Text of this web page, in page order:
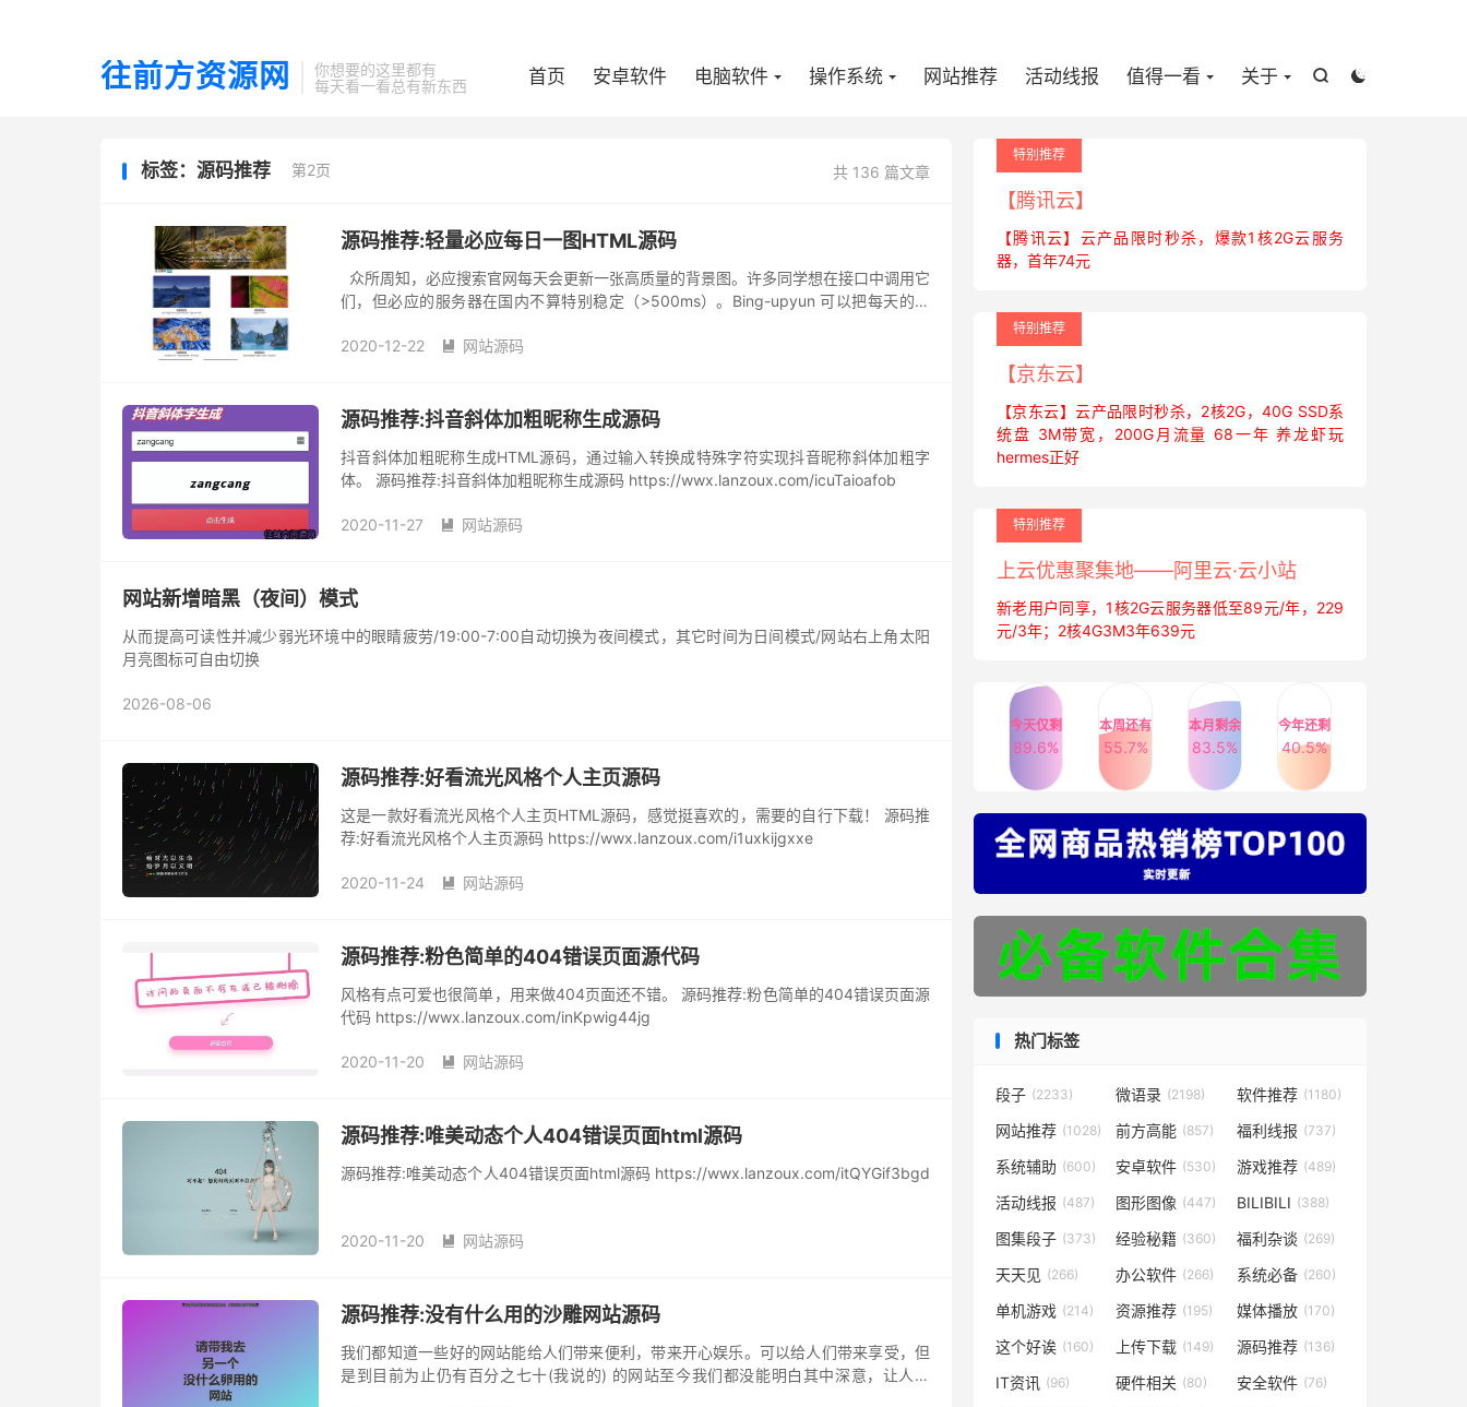
往前方资源网
你想要的这里都有
每天看一看总有新东西


首页 安卓软件 电脑软件 操作系统 网站推荐 活动线报 值得一看 关于
共 136 篇文章
标签：源码推荐 第2页
源码推荐:轻量必应每日一图HTML源码
众所周知，必应搜索官网每天会更新一张高质量的背景图。许多同学想在接口中调用它
们，但必应的服务器在国内不算特别稳定（>500ms）。Bing-upyun 可以把每天的必
2020-12-22
 网站源码
源码推荐:抖音斜体加粗昵称生成源码
抖音斜体加粗昵称生成HTML源码，通过输入转换成特殊字符实现抖音昵称斜体加粗字
体。 源码推荐:抖音斜体加粗昵称生成源码 https://wwx.lanzoux.com/icuTaioafob
2020-11-27  网站源码
网站新增暗黑（夜间）模式
从而提高可读性并减少弱光环境中的眼睛疲劳/19:00-7:00自动切换为夜间模式，其它时间为日间模式/网站右上角太阳
月亮图标可自由切换
2026-08-06
源码推荐:好看流光风格个人主页源码
这是一款好看流光风格个人主页HTML源码，感觉挺喜欢的，需要的自行下载！ 源码推
荐:好看流光风格个人主页源码 https://wwx.lanzoux.com/i1uxkijgxxe
2020-11-24  网站源码
源码推荐:粉色简单的404错误页面源代码
风格有点可爱也很简单，用来做404页面还不错。 源码推荐:粉色简单的404错误页面源
代码 https://wwx.lanzoux.com/inKpwig44jg
2020-11-20  网站源码
源码推荐:唯美动态个人404错误页面html源码
源码推荐:唯美动态个人404错误页面html源码 https://wwx.lanzoux.com/itQYGif3bgd
2020-11-20  网站源码
源码推荐:没有什么用的沙雕网站源码
我们都知道一些好的网站能给人们带来便利，带来开心娱乐。可以给人们带来享受，但
是到目前为止仍有百分之七十(我说的) 的网站至今我们都没能明白其中深意，让人迷
特别推荐
【腾讯云】
【腾讯云】云产品限时秒杀，爆款1核2G云服务
器，首年74元
特别推荐
【京东云】
【京东云】云产品限时秒杀，2核2G，40G SSD系
统盘 3M带宽，200G月流量 68一年 养龙虾玩
hermes正好
特别推荐
上云优惠聚集地——阿里云·云小站
新老用户同享，1核2G云服务器低至89元/年，229
元/3年；2核4G3M3年639元
今天仅剩
89.6%
本周还有
55.7%
本月剩余
83.5%
今年还剩
40.5%
热门标签
段子 (2233) 微语录 (2198) 软件推荐 (1180)
网站推荐 (1028) 前方高能 (857) 福利线报 (737)
系统辅助 (600) 安卓软件 (530) 游戏推荐 (489)
活动线报 (487) 图形图像 (447) BILIBILI (388)
图集段子 (373) 经验秘籍 (360) 福利杂谈 (269)
天天见 (266) 办公软件 (266) 系统必备 (260)
单机游戏 (214) 资源推荐 (195) 媒体播放 (170)
这个好诶 (160) 上传下载 (149) 源码推荐 (136)
IT资讯 (96) 硬件相关 (80) 安全软件 (76)